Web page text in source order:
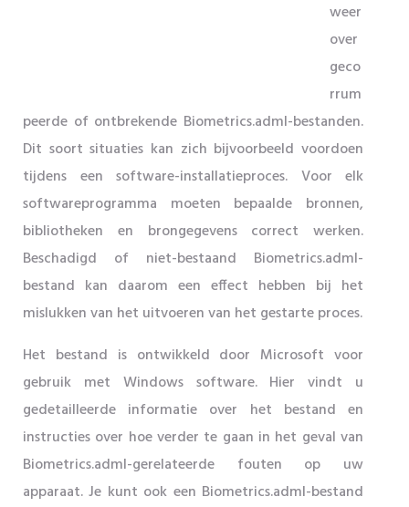
weer
over
geco
rrum
peerde of ontbrekende Biometrics.adml-bestanden.
Dit soort situaties kan zich bijvoorbeeld voordoen
tijdens een software-installatieproces. Voor elk
softwareprogramma moeten bepaalde bronnen,
bibliotheken en brongegevens correct werken.
Beschadigd of niet-bestaand Biometrics.adml-
bestand kan daarom een ​​effect hebben bij het
mislukken van het uitvoeren van het gestarte proces.
Het bestand is ontwikkeld door Microsoft voor
gebruik met Windows software. Hier vindt u
gedetailleerde informatie over het bestand en
instructies over hoe verder te gaan in het geval van
Biometrics.adml-gerelateerde fouten op uw
apparaat. Je kunt ook een Biometrics.adml-bestand